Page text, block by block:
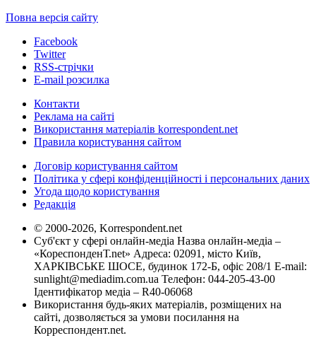
Повна версія сайту
Facebook
Twitter
RSS-стрічки
E-mail розсилка
Контакти
Реклама на сайті
Використання матеріалів korrespondent.net
Правила користування сайтом
Договір користування сайтом
Політика у сфері конфіденційності і персональних даних
Угода щодо користування
Редакція
© 2000-2026, Korrespondent.net
Суб'єкт у сфері онлайн-медіа Назва онлайн-медіа –
«КореспонденТ.net» Адреса: 02091, місто Київ,
ХАРКІВСЬКЕ ШОСЕ, будинок 172-Б, офіс 208/1 E-mail:
sunlight@mediadim.com.ua Телефон: 044-205-43-00
Ідентифікатор медіа – R40-06068
Використання будь-яких матеріалів, розміщених на
сайті, дозволяється за умови посилання на
Корреспондент.net.